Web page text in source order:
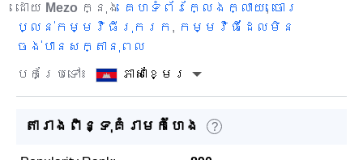
ដោយ Mezo ក្នុង គេហទំព័រក្លែងក្លាយ, ចោរ
ប្លន់កម្មវិធីរុករក , កម្មវិធីដែលមិន
ចង់បានសក្តានុពល
បកប្រែទៅ៖
ភាសាខ្មែរ
តារាងពិន្ទុគំរាមកំហែង ?